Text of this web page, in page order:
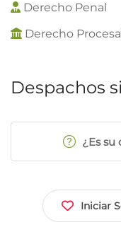
Derecho Penal
Derecho Procesal
Despachos
¿Es su
Iniciar